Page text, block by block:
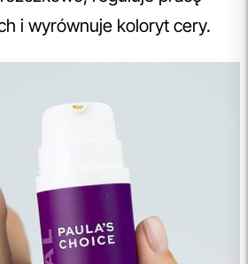
i wyrównuje koloryt cery.